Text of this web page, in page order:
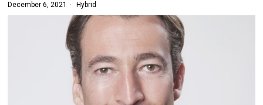
December 6, 2021 Hybrid